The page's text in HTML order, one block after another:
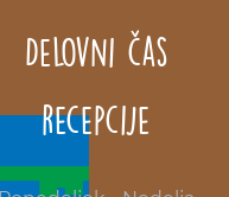
Delovni čas
recepcije